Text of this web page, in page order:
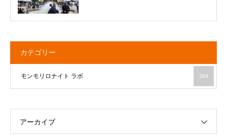
カテゴリー
モンモリロナイト ラボ 364
アーカイブ